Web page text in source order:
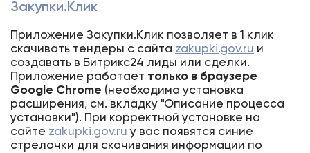
Закупки.Клик
Приложение Закупки.Клик позволяет в 1 клик
скачивать тендеры с сайта zakupki.gov.ru и
создавать в Битрикс24 лиды или сделки.
Приложение работает только в браузере
Google Chrome (необходима установка
расширения, см. вкладку "Описание процесса
установки"). При корректной установке на
сайте zakupki.gov.ru у вас появятся синие
стрелочки для скачивания информации по